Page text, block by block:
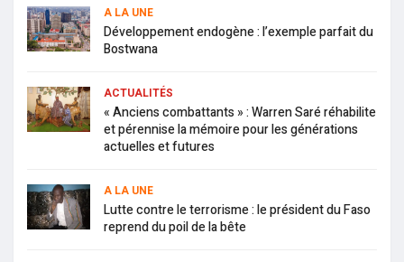
A LA UNE
Développement endogène : l’exemple parfait du
Bostwana
ACTUALITÉS
« Anciens combattants » : Warren Saré réhabilite
et pérennise la mémoire pour les générations
actuelles et futures
A LA UNE
Lutte contre le terrorisme : le président du Faso
reprend du poil de la bête